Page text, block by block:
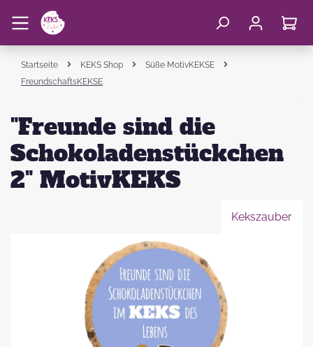
Startseite KEKS Shop
Süße MotivKEKSE
FreundschaftsKEKSE
"Freunde sind die
Schokoladenstückchen
2" MotivKEKS
Kekszauber